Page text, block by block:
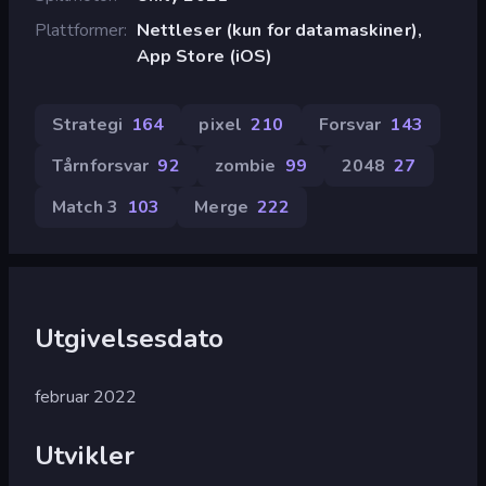
Plattformer Nettleser (kun for datamaskiner),
App Store (iOS)
Strategi 164 pixel 210 Forsvar 143
Tårnforsvar 92 zombie 99 2048 27
Match 3 103 Merge 222
Utgivelsesdato
februar 2022
Utvikler